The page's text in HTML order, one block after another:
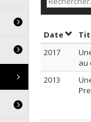
DateTrier
2017
au
2013